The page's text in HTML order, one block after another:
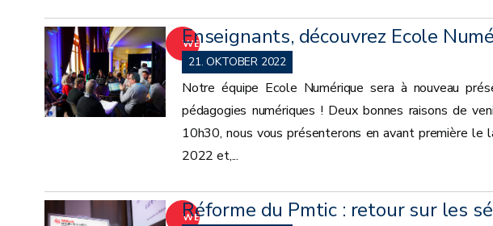
WEITER
Enseignants, découvrez Ecole
21. OKTOBER 2022
Notre équipe Ecole Numérique sera à nouveau
pédagogies numériques ! Deux bonnes raisons de
10h30, nous vous présenterons en avant première le
2022 et,...
WEITER
Réforme du Pmtic : retour sur les